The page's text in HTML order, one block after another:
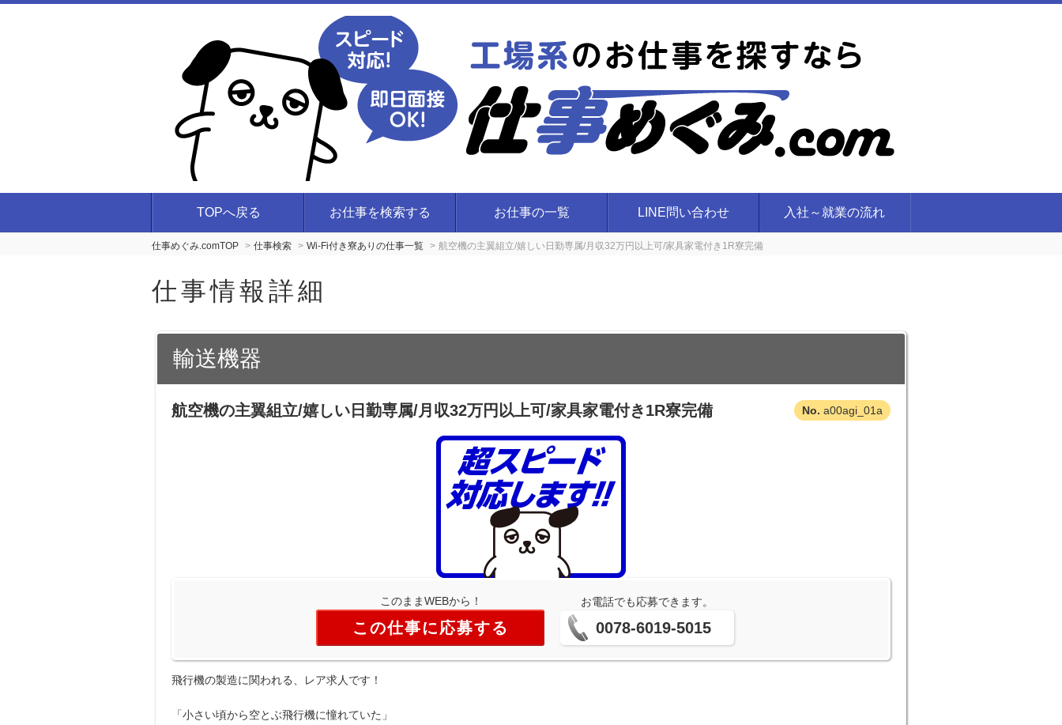
TOPへ戻る お仕事を検索する お仕事の一覧 LINE問い合わせ 入社～就業の流れ
仕事めぐみ.comTOP 仕事検索 Wi-Fi付き寮ありの仕事一覧 航空機の主翼組立/嬉しい日勤専属/月収32万円以上可/家具家電付き1R寮完備
仕事情報詳細
輸送機器
a00agi_01a
航空機の主翼組立/嬉しい日勤専属/月収32万円以上可/家具家電付き1R寮完備
このままWEBから！
この仕事に応募する
お電話でも応募できます。
0078-6019-5015
飛行機の製造に関われる、レア求人です！
「小さい頃から空とぶ飛行機に憧れていた」